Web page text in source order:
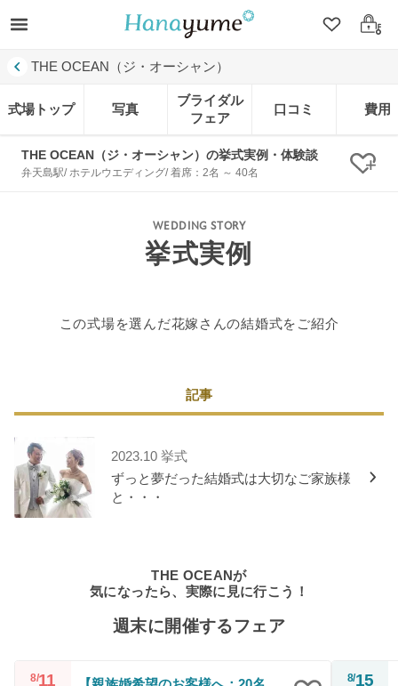
クリップ
ログ
THE OCEAN（ジ・オーシャン）
式場トップ 写真
ブライダル
フェア
口コミ 費用
THE OCEAN（ジ・オーシャン）の挙式実例・体験談
弁天島駅/ ホテルウエディング/ 着席：2名 ～ 40名 ク
WEDDING STORY
挙式実例
この式場を選んだ花嫁さんの結婚式をご紹介
記事
2023.10 挙式
ずっと夢だった結婚式は大切なご家族様
と・・・
THE OCEANが
気になったら、実際に見に行こう！
週末に開催するフェア
8/11 8/15